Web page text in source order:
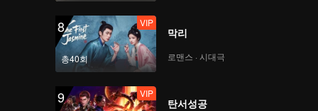
8
총40회
VIP
막리
로맨스 · 시대극
9 VIP
탄서성공